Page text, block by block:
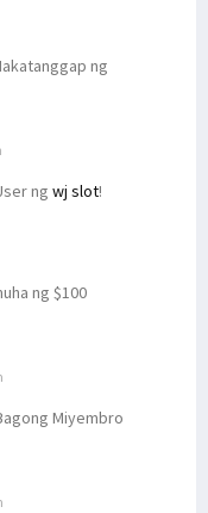
ng
ng wj slot!
ng $100
Miyembro